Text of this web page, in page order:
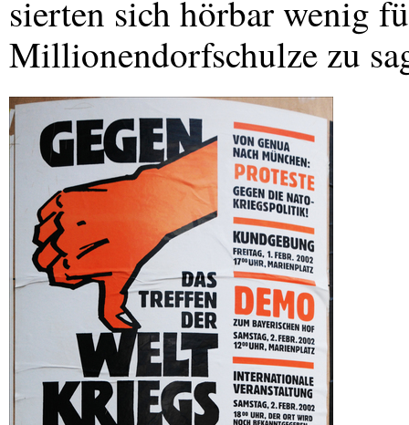
sierten sich hörbar wenig
Millionendorfschulze zu